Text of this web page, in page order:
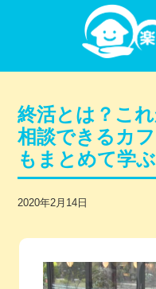
コンテンツに移動
終活とは？こ
相談できるカ
もまとめて学ぶ
2020年2月14日